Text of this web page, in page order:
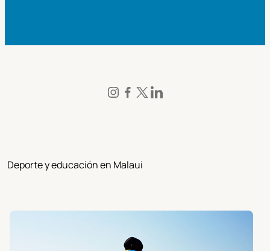
Deporte y educación en Malaui